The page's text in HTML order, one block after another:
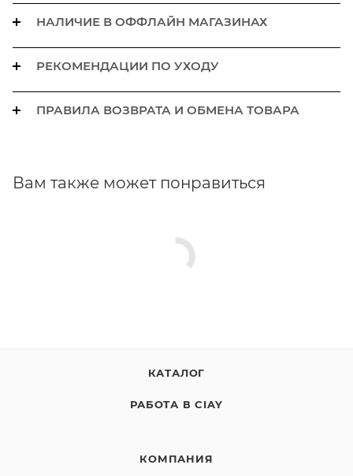
НАЛИЧИЕ В ОФФЛАЙН МАГАЗИНАХ
РЕКОМЕНДАЦИИ ПО УХОДУ
ПРАВИЛА ВОЗВРАТА И ОБМЕНА ТОВАРА
Вам также может понравиться
КАТАЛОГ
РАБОТА В CIAY
КОМПАНИЯ